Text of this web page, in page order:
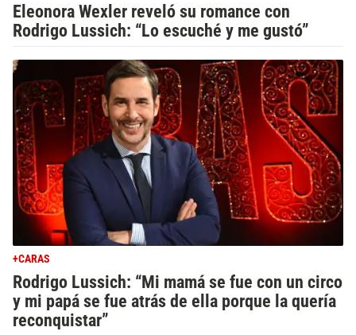
Eleonora Wexler reveló su romance con
Rodrigo Lussich: “Lo escuché y me gustó”
+CARAS
Rodrigo Lussich: “Mi mamá se fue con un circo
y mi papá se fue atrás de ella porque la quería
reconquistar”